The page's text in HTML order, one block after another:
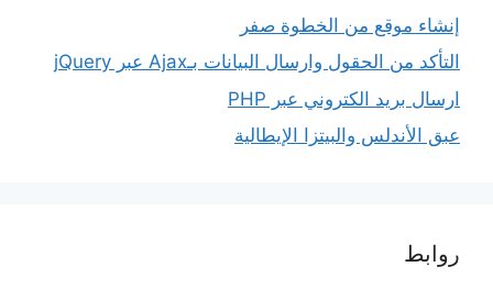
إنشاء موقع من الخطوة صفر
التأكد من الحقول وارسال البيانات بـAjax عبر jQuery
ارسال بريد الكتروني عبر PHP
عبق الأندلس والبيتزا الإيطالية
روابط